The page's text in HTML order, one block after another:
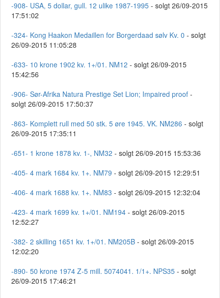
-908- USA, 5 dollar, gull. 12 ulike 1987-1995 - solgt 26/09-2015
17:51:02
-324- Kong Haakon Medaillen for Borgerdaad sølv Kv. 0 - solgt
26/09-2015 11:05:28
-633- 10 krone 1902 kv. 1+/01. NM12 - solgt 26/09-2015
15:42:56
-906- Sør-Afrika Natura Prestige Set Lion; Impaired proof -
solgt 26/09-2015 17:50:37
-863- Komplett rull med 50 stk. 5 øre 1945. VK. NM286 - solgt
26/09-2015 17:35:11
-651- 1 krone 1878 kv. 1-, NM32 - solgt 26/09-2015 15:53:36
-405- 4 mark 1684 kv. 1+. NM79 - solgt 26/09-2015 12:29:51
-406- 4 mark 1688 kv. 1+. NM83 - solgt 26/09-2015 12:32:04
-423- 4 mark 1699 kv. 1+/01. NM194 - solgt 26/09-2015
12:52:27
-382- 2 skilling 1651 kv. 1+/01. NM205B - solgt 26/09-2015
12:02:20
-890- 50 krone 1974 Z-5 mill. 5074041. 1/1+. NPS35 - solgt
26/09-2015 17:46:21